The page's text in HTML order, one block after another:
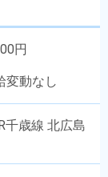
円
変動なし
歳線 北広島